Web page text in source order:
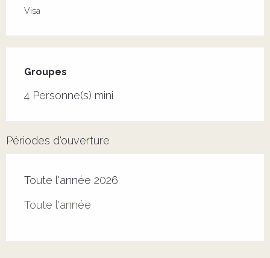
Visa
Groupes
Groupes
4 Personne(s) mini
Périodes d'ouverture
Toute l'année 2026
Toute l'année